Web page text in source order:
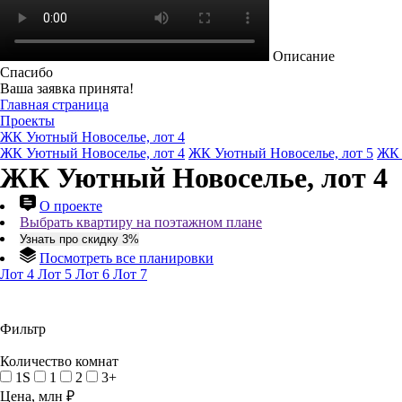
Описание
Спасибо
Ваша заявка принята!
Главная страница
Проекты
ЖК Уютный Новоселье, лот 4
ЖК Уютный Новоселье, лот 4 ЖК Уютный Новоселье, лот 5 ЖК
ЖК Уютный Новоселье, лот 4
О проекте
Выбрать квартиру на поэтажном плане
Узнать про скидку 3%
Посмотреть все планировки
Лот 4 Лот 5 Лот 6 Лот 7
Фильтр
Количество комнат
1S
1 2
3+
Цена, млн ₽